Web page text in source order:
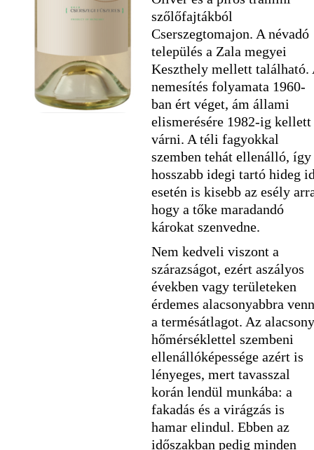
szőlőfajtákból
Cserszegtomajon. A névadó
település a Zala megyei
Keszthely mellett található.
nemesítés folyamata 1960-
ban ért véget, ám állami
elismerésére 1982-ig kellett
várni. A téli fagyokkal
szemben tehát ellenálló, így
hosszabb idegi tartó hideg
esetén is kisebb az esély
hogy a tőke maradandó
károkat szenvedne.
Nem kedveli viszont a
szárazságot, ezért aszályos
években vagy területeken
érdemes alacsonyabbra
a termésátlagot. Az alacsony
hőmérséklettel szembeni
ellenállóképessége azért is
lényeges, mert tavasszal
korán lendül munkába: a
fakadás és a virágzás is
hamar elindul. Ebben az
időszakban pedig minden